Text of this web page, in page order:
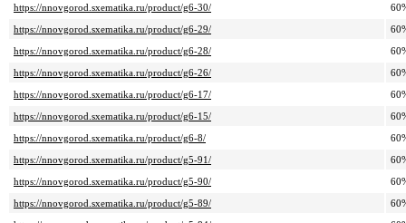
https://nnovgorod.sxematika.ru/product/g6-30/
https://nnovgorod.sxematika.ru/product/g6-29/
https://nnovgorod.sxematika.ru/product/g6-28/
https://nnovgorod.sxematika.ru/product/g6-26/
https://nnovgorod.sxematika.ru/product/g6-17/
https://nnovgorod.sxematika.ru/product/g6-15/
https://nnovgorod.sxematika.ru/product/g6-8/
https://nnovgorod.sxematika.ru/product/g5-91/
https://nnovgorod.sxematika.ru/product/g5-90/
https://nnovgorod.sxematika.ru/product/g5-89/